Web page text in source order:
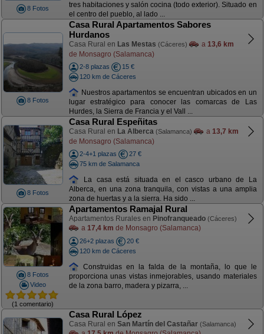
8 Fotos
tres habitaciones y salón cocina (todo exterior). Situado en
el centro del pueblo, al lado ...
8 Fotos
Casa Rural Apartamentos Sabores
Hurdanos
Casa Rural en Las Mestas (Cáceres) a 13,6 km
de Monsagro (Salamanca)
2-8 plazas
15 €
120 km de Cáceres
Nuestros apartamentos se encuentran ubicados en un
lugar estratégico para conocer las comarcas de Las
Hurdes, la Sierra de Francia y el Vall ...
8 Fotos
Casa Rural Espeñitas
Casa Rural en La Alberca (Salamanca) a 13,7 km
de Monsagro (Salamanca)
2-4+1 plazas
27 €
75 km de Salamanca
La casa está situada en el casco urbano de La
Alberca, en una zona tranquila, con vistas a una amplia
zona de huertas y a la sierra. Ha sido ...
8 Fotos
Video
(1 comentario)
Apartamentos Ramajal Rural
Apartamentos Rurales en Pinofranqueado (Cáceres)
a 17,4 km de Monsagro (Salamanca)
26+2 plazas
20 €
120 km de Cáceres
Construidas en la falda de la montaña, lo que le
proporciona unas vistas inmejorables, usando materiales
de la zona barro, madera y pizarra, ...
Casa Rural López
Casa Rural en San Martín del Castañar (Salamanca)